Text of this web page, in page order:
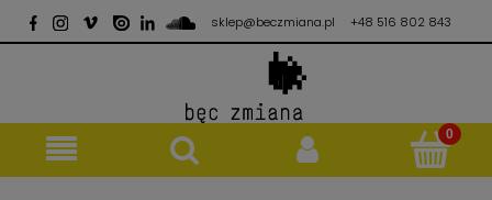
sklep@beczmiana.pl +48 516 802 843